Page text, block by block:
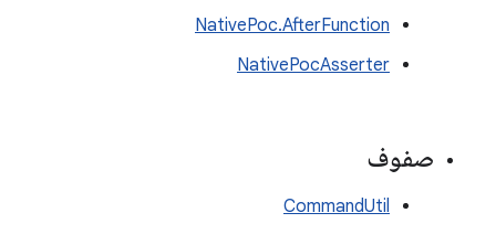
NativePoc.AfterFunction
NativePocAsserter
صفوف
CommandUtil